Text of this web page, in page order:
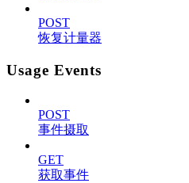
POST
恢复计量器
Usage Events
POST
事件摄取
GET
获取事件